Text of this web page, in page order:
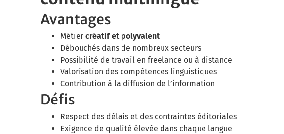
Avantages
Métier créatif et polyvalent
Débouchés dans de nombreux secteurs
Possibilité de travail en freelance ou à distance
Valorisation des compétences linguistiques
Contribution à la diffusion de l’information
Défis
Respect des délais et des contraintes éditoriales
Exigence de qualité élevée dans chaque langue